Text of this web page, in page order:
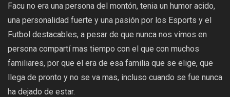
Facu no era una persona del montón, tenia un humor acido,
una personalidad fuerte y una pasión por los Esports y el
Futbol destacables, a pesar de que nunca nos vimos en
persona compartí mas tiempo con el que con muchos
familiares, por que el era de esa familia que se elige, que
llega de pronto y no se va mas, incluso cuando se fue nunca
ha dejado de estar.